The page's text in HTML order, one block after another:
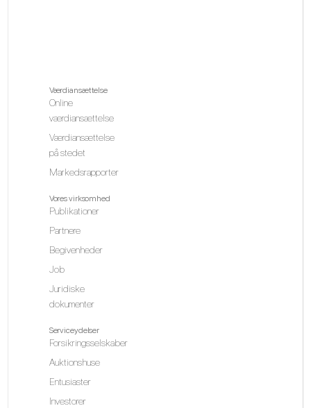
Værdiansættelse
Online
værdiansættelse
Værdiansættelse
på stedet
Markedsrapporter
Vores virksomhed
Publikationer
Partnere
Begivenheder
Job
Juridiske
dokumenter
Serviceydelser
Forsikringsselskaber
Auktionshuse
Entusiaster
Investorer